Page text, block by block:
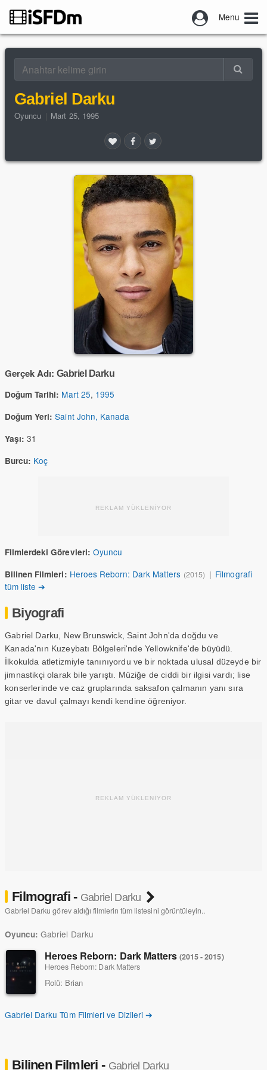
Menu
Gabriel Darku
Oyuncu Mart 25, 1995
Gerçek Adı: Gabriel Darku
Doğum Tarihi: Mart 25, 1995
Doğum Yeri: Saint John, Kanada
Yaşı: 31
Burcu: Koç
REKLAM YÜKLENİYOR
Filmlerdeki Görevleri: Oyuncu
Bilinen Filmleri: Heroes Reborn: Dark Matters (2015) | Filmografi
tüm liste ➔
Biyografi
Gabriel Darku, New Brunswick, Saint John'da doğdu ve
Kanada'nın Kuzeybatı Bölgeleri'nde Yellowknife'de büyüdü.
İlkokulda atletizmiyle tanınıyordu ve bir noktada ulusal düzeyde bir
jimnastikçi olarak bile yarıştı. Müziğe de ciddi bir ilgisi vardı; lise
konserlerinde ve caz gruplarında saksafon çalmanın yanı sıra
gitar ve davul çalmayı kendi kendine öğreniyor.
REKLAM YÜKLENİYOR
Filmografi - Gabriel Darku
Gabriel Darku görev aldığı filmlerin tüm listesini görüntüleyin..
Oyuncu: Gabriel Darku
Heroes Reborn: Dark Matters(2015 - 2015)
Heroes Reborn: Dark Matters
Rolü: Brian
Gabriel Darku Tüm Filmleri ve Dizileri ➔
Bilinen Filmleri - Gabriel Darku